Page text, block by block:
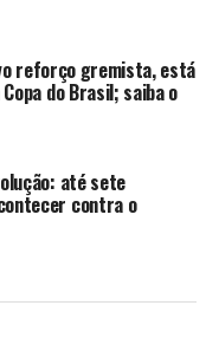
Wagner
Nardoni,
Carlos Vinícius.
reforço gremista, está
do Brasil; saiba o
até sete
contra o